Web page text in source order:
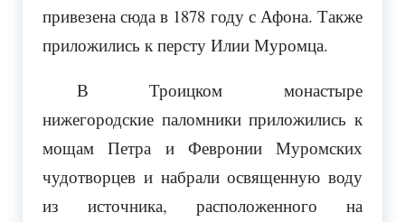
привезена сюда в 1878 году с Афона. Также
приложились к персту Илии Муромца.
В Троицком монастыре
нижегородские паломники приложились к
мощам Петра и Февронии Муромских
чудотворцев и набрали освященную воду
из источника, расположенного на